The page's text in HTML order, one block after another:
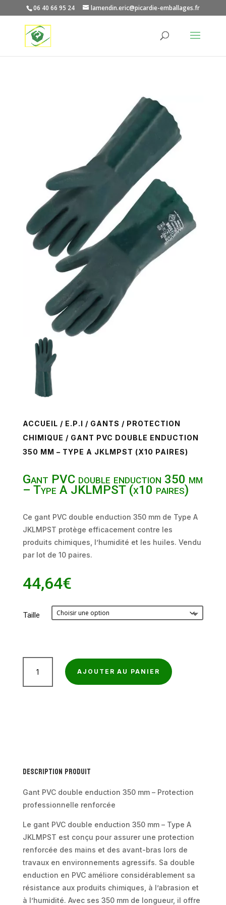
06 40 66 95 24 lamendin.eric@picardie-emballages.fr
ACCUEIL / E.P.I / GANTS / PROTECTION
CHIMIQUE / GANT PVC DOUBLE ENDUCTION
350 MM – TYPE A JKLMPST (X10 PAIRES)
Gant PVC double enduction 350 mm
– Type A JKLMPST (x10 paires)
Ce gant PVC double enduction 350 mm de Type A
JKLMPST protège efficacement contre les
produits chimiques, l’humidité et les huiles. Vendu
par lot de 10 paires.
44,64€
Taille
–
Type
A
(x10
paires)
AJOUTER AU PANIER
Description produit
Gant PVC double enduction 350 mm – Protection
professionnelle renforcée
Le gant PVC double enduction 350 mm – Type A
JKLMPST est conçu pour assurer une protection
renforcée des mains et des avant-bras lors de
travaux en environnements agressifs. Sa double
enduction en PVC améliore considérablement sa
résistance aux produits chimiques, à l’abrasion et
à l’humidité. Avec ses 350 mm de longueur, il offre